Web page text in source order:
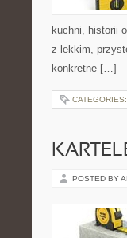
kuchni, historii
z lekkim,
konkretne […]
CATEGORIES:
POSTED BY